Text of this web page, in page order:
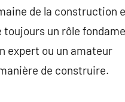
de la construction
un rôle
expert ou un amateur
de construire.